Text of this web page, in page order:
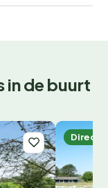
in de buurt
Direct